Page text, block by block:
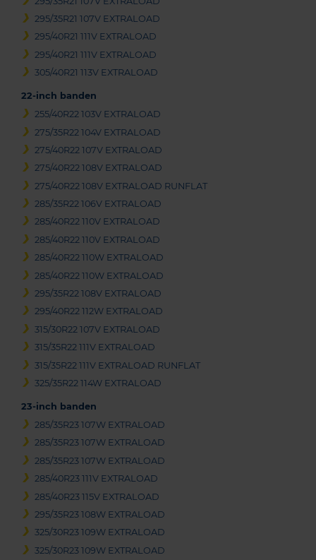
295/35R21 107V EXTRALOAD
295/40R21 111V EXTRALOAD
295/40R21 111V EXTRALOAD
305/40R21 113V EXTRALOAD
22-inch banden
255/40R22 103V EXTRALOAD
275/35R22 104V EXTRALOAD
275/40R22 107V EXTRALOAD
275/40R22 108V EXTRALOAD
275/40R22 108V EXTRALOAD RUNFLAT
285/35R22 106V EXTRALOAD
285/40R22 110V EXTRALOAD
285/40R22 110V EXTRALOAD
285/40R22 110W EXTRALOAD
285/40R22 110W EXTRALOAD
295/35R22 108V EXTRALOAD
295/40R22 112W EXTRALOAD
315/30R22 107V EXTRALOAD
315/35R22 111V EXTRALOAD
315/35R22 111V EXTRALOAD RUNFLAT
325/35R22 114W EXTRALOAD
23-inch banden
285/35R23 107W EXTRALOAD
285/35R23 107W EXTRALOAD
285/35R23 107W EXTRALOAD
285/40R23 111V EXTRALOAD
285/40R23 115V EXTRALOAD
295/35R23 108W EXTRALOAD
325/30R23 109W EXTRALOAD
325/30R23 109W EXTRALOAD